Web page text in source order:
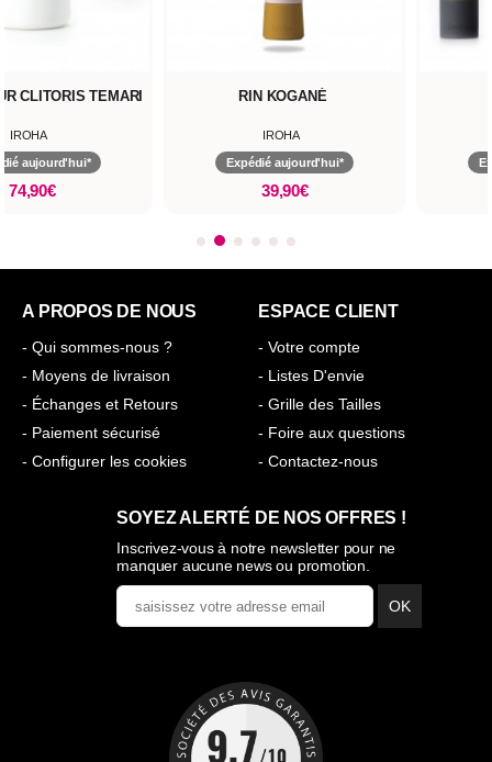
CLITORIS TEMARI
IROHA
aujourd'hui*
74,90€
RIN KOGANÉ
IROHA
Expédié aujourd'hui*
39,90€
A PROPOS DE NOUS
- Qui sommes-nous ?
- Moyens de livraison
- Échanges et Retours
- Paiement sécurisé
- Configurer les cookies
ESPACE CLIENT
- Votre compte
- Listes D'envie
- Grille des Tailles
- Foire aux questions
- Contactez-nous
SOYEZ ALERTÉ DE NOS OFFRES !
Inscrivez-vous à notre newsletter pour ne
manquer aucune news ou promotion.
OK